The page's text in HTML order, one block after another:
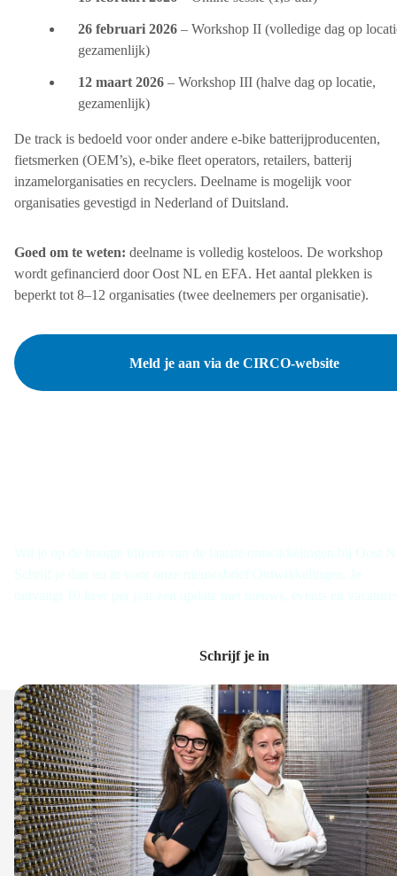
26 februari 2026 – Workshop II (volledige dag op
gezamenlijk)
12 maart 2026 – Workshop III (halve dag op locatie,
gezamenlijk)
De track is bedoeld voor onder andere e-bike batterijproducenten,
fietsmerken (OEM’s), e-bike fleet operators, retailers, batterij
inzamelorganisaties en recyclers. Deelname is mogelijk voor
organisaties gevestigd in Nederland of Duitsland.
Goed om te weten: deelname is volledig kosteloos. De workshop
wordt gefinancierd door Oost NL en EFA. Het aantal plekken is
beperkt tot 8–12 organisaties (twee deelnemers per organisatie).
Meld je aan via de CIRCO-website
Wil je op de hoogte blijven van de laatste ontwikkelingen bij Oost
Schrijf je dan nu in voor onze nieuwsbrief Ontwikkelingen. Je
ontvangt 10 keer per jaar een update met nieuws, events en
Schrijf je in